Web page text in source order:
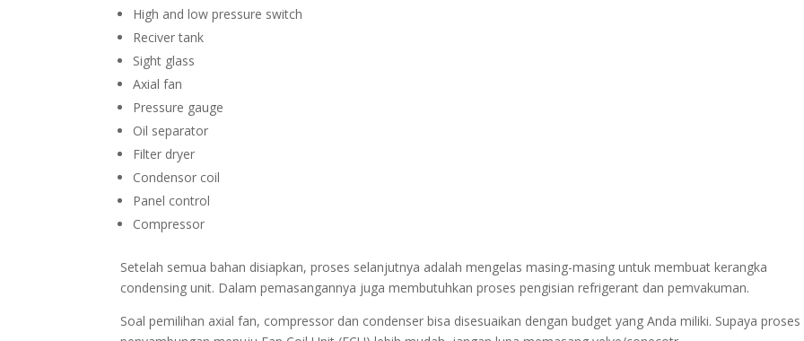
High and low pressure switch
Reciver tank
Sight glass
Axial fan
Pressure gauge
Oil separator
Filter dryer
Condensor coil
Panel control
Compressor
Setelah semua bahan disiapkan, proses selanjutnya adalah mengelas masing-masing untuk membuat kerangka
condensing unit. Dalam pemasangannya juga membutuhkan proses pengisian refrigerant dan pemvakuman.
Soal pemilihan axial fan, compressor dan condenser bisa disesuaikan dengan budget yang Anda miliki. Supaya proses